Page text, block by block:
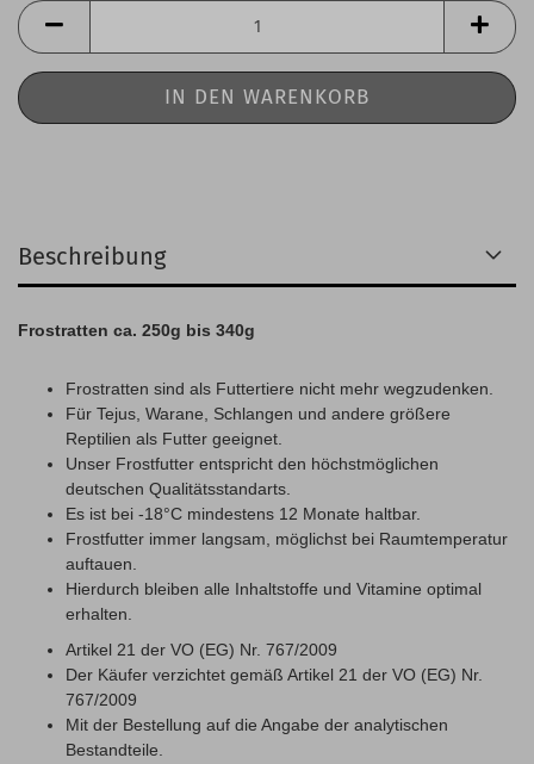
Beschreibung
Frostratten ca. 250g bis 340g
Frostratten sind als Futtertiere nicht mehr wegzudenken.
Für Tejus, Warane, Schlangen und andere größere
Reptilien als Futter geeignet.
Unser Frostfutter entspricht den höchstmöglichen
deutschen Qualitätsstandarts.
Es ist bei -18°C mindestens 12 Monate haltbar.
Frostfutter immer langsam, möglichst bei Raumtemperatur
auftauen.
Hierdurch bleiben alle Inhaltstoffe und Vitamine optimal
erhalten.
Artikel 21 der VO (EG) Nr. 767/2009
Der Käufer verzichtet gemäß Artikel 21 der VO (EG) Nr.
767/2009
Mit der Bestellung auf die Angabe der analytischen
Bestandteile.